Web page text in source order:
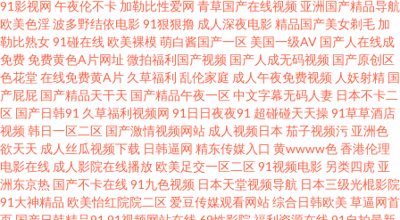
成人社区 欧美丝袜足交 在线欧美日韩亚 国产在线拍揄自揄视频 色影无忌 97
碰碰碰 精品呦呦呦 羞羞漫画网页在线观看 丁香8月大香蕉 日本午夜一区
18AV爱爱 韩国免费av大全 污导航黄 超碰在线免费公开 欧美的精品的视频 一
级婬片试看15分钟 国产亚洲福 日韩熟妇 97碰碰碰免费公开在线视频 狼人综
91影视网 午夜伦不卡 加勒比性爱网 青草国产在线视频 亚洲国产精品导航
欧美色淫波多野结依电影91狠狠撸 成人深夜电影精品国产美女剃毛 加
勒比熟女91碰在线欧美裸模萌白酱国产一区 美国一级AV 国产人在线成
免费免费黄色A片网址 微拍福利国产视频 国产人成无码视频 国产原创区
色花堂在线免费黄A片 久草福利 乱伦家庭 成人午夜免费视频 人妖射精 国
产屁屁 国产精品天干天 国产精品午夜一区中文字幕无码人妻 日本不卡二
区 国产日韩91 久草福利视频网 91日日夜夜91 超碰碰天天操91草草酒店
视频 韩日一区二区 国产激情视频网站 成人视频日本 茄子视频污 亚洲色
欲天天 成人丝瓜视频下载 日韩逼网 精东传媒入口 黄wwww色香港伦理
电影在线 成人影院在线播放欧美足交一区二区91视频电影 另类四虎 亚
洲东京热 国产不卡在线91九色视频 日本天堂视频导航 日本三级光棍影院
91大神精品 欧美怡红院院二区 爱豆传媒观看网站综合日韩欧美 草逼网首